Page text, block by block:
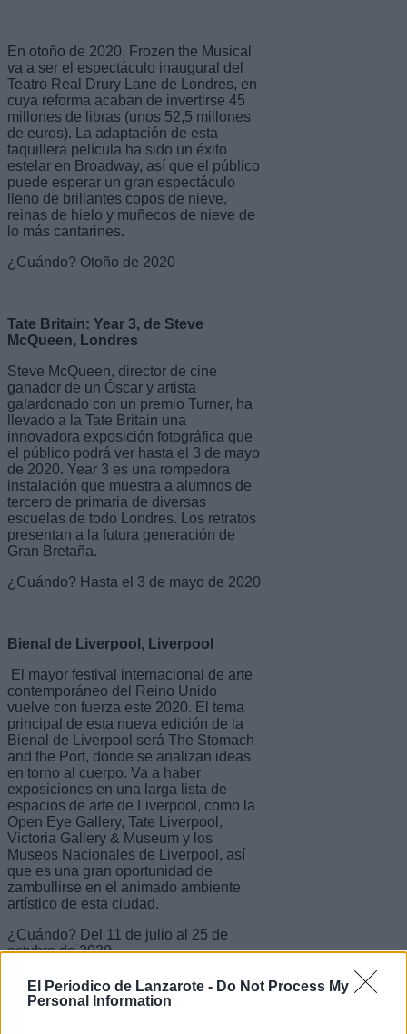
El Periodico de Lanzarote - Do Not Process My
Personal Information
En otoño de 2020, Frozen the Musical
va a ser el espectáculo inaugural del
Teatro Real Drury Lane de Londres, en
cuya reforma acaban de invertirse 45
millones de libras (unos 52,5 millones
de euros). La adaptación de esta
taquillera película ha sido un éxito
estelar en Broadway, así que el público
puede esperar un gran espectáculo
lleno de brillantes copos de nieve,
reinas de hielo y muñecos de nieve de
lo más cantarines.
¿Cuándo? Otoño de 2020
Tate Britain: Year 3, de Steve
McQueen, Londres
Steve McQueen, director de cine
ganador de un Óscar y artista
galardonado con un premio Turner, ha
llevado a la Tate Britain una
innovadora exposición fotográfica que
el público podrá ver hasta el 3 de mayo
de 2020. Year 3 es una rompedora
instalación que muestra a alumnos de
tercero de primaria de diversas
escuelas de todo Londres. Los retratos
presentan a la futura generación de
Gran Bretaña.
¿Cuándo? Hasta el 3 de mayo de 2020
Bienal de Liverpool, Liverpool
El mayor festival internacional de arte
contemporáneo del Reino Unido
vuelve con fuerza este 2020. El tema
principal de esta nueva edición de la
Bienal de Liverpool será The Stomach
and the Port, donde se analizan ideas
en torno al cuerpo. Va a haber
exposiciones en una larga lista de
espacios de arte de Liverpool, como la
Open Eye Gallery, Tate Liverpool,
Victoria Gallery & Museum y los
Museos Nacionales de Liverpool, así
que es una gran oportunidad de
zambullirse en el animado ambiente
artístico de esta ciudad.
¿Cuándo? Del 11 de julio al 25 de
octubre de 2020